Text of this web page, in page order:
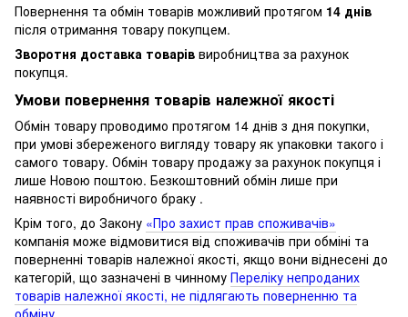
Повернення та обмін товарів можливий протягом 14 днів
після отримання товару покупцем.
Зворотня доставка товарів виробництва за рахунок
покупця.
Умови повернення товарів належної якості
Обмін товару проводимо протягом 14 днів з дня покупки,
при умові збереженого вигляду товару як упаковки такого і
самого товару. Обмін товару продажу за рахунок покупця і
лише Новою поштою. Безкоштовний обмін лише при
наявності виробничого браку .
Крім того, до Закону «Про захист прав споживачів»
компанія може відмовитися від споживачів при обміні та
поверненні товарів належної якості, якщо вони віднесені до
категорій, що зазначені в чинному Переліку непроданих
товарів належної якості, не підлягають поверненню та
обміну .